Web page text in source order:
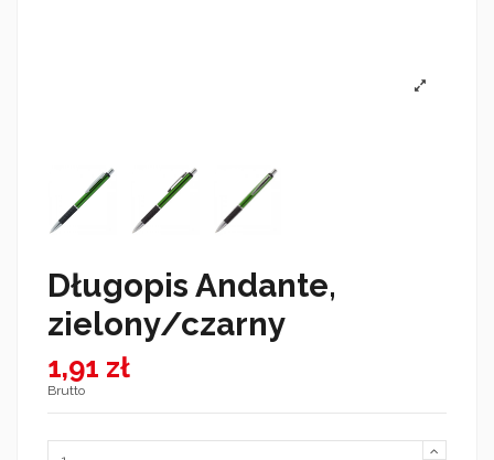
Długopis Andante,
zielony/czarny
1,91 zł
Brutto